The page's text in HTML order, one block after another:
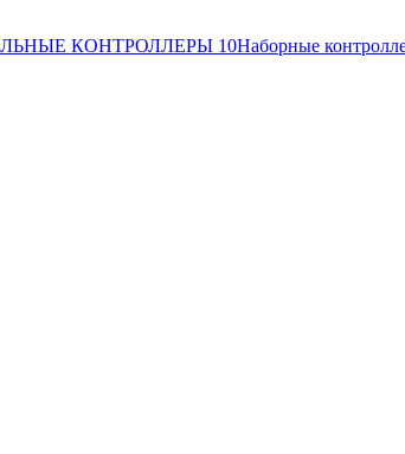
КОНТРОЛЛЕРЫ 10Наборные